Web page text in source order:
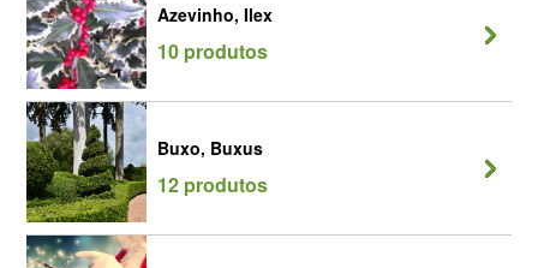
Azevinho, Ilex
10 produtos
Buxo, Buxus
12 produtos